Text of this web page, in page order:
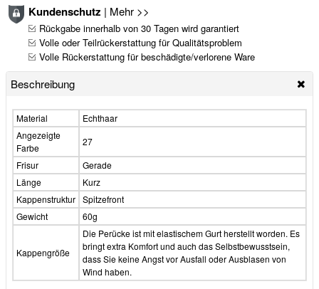
Kundenschutz | Mehr >>
Rückgabe innerhalb von 30 Tagen wird garantiert
Volle oder Teilrückerstattung für Qualitätsproblem
Volle Rückerstattung für beschädigte/verlorene Ware
Beschreibung
Material
Echthaar
Angezeigte
Farbe
27
Frisur
Gerade
Länge
Kurz
Kappenstruktur Spitzefront
Gewicht
60g
Kappengröße
Die Perücke ist mit elastischem Gurt herstellt worden. Es
bringt extra Komfort und auch das Selbstbewusstsein,
dass Sie keine Angst vor Ausfall oder Ausblasen von
Wind haben.